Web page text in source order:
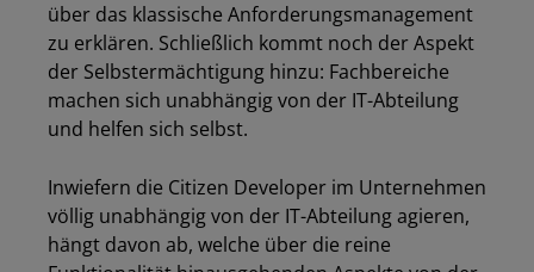
über das klassische Anforderungsmanagement
zu erklären. Schließlich kommt noch der Aspekt
der Selbstermächtigung hinzu: Fachbereiche
machen sich unabhängig von der IT-Abteilung
und helfen sich selbst.
Inwiefern die Citizen Developer im Unternehmen
völlig unabhängig von der IT-Abteilung agieren,
hängt davon ab, welche über die reine